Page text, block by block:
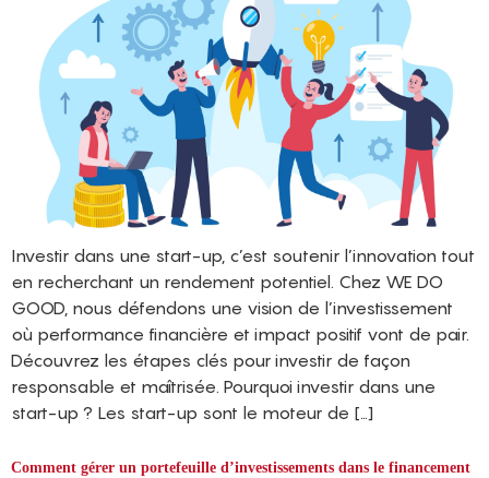
Investir dans une start-up, c’est soutenir l’innovation tout
en recherchant un rendement potentiel. Chez WE DO
GOOD, nous défendons une vision de l’investissement
où performance financière et impact positif vont de pair.
Découvrez les étapes clés pour investir de façon
responsable et maîtrisée. Pourquoi investir dans une
start-up ? Les start-up sont le moteur de […]
Comment gérer un portefeuille d’investissements dans le financement